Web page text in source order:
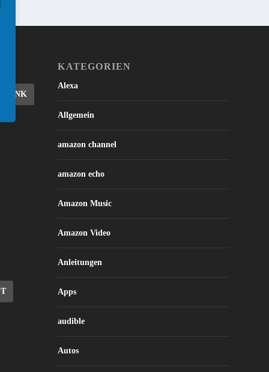
KATEGORIEN
Alexa
Allgemein
amazon channel
amazon echo
Amazon Music
Amazon Video
Anleitungen
Apps
audible
Autos